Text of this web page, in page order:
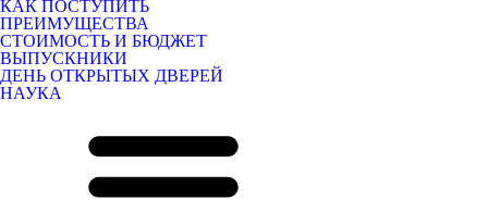
КАК ПОСТУПИТЬ
ПРЕИМУЩЕСТВА
СТОИМОСТЬ И БЮДЖЕТ
ВЫПУСКНИКИ
ДЕНЬ ОТКРЫТЫХ ДВЕРЕЙ
НАУКА